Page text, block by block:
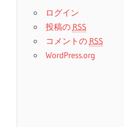
ログイン
投稿の RSS
コメントの RSS
WordPress.org